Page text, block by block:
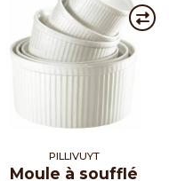
PILLIVUYT
Moule à soufflé